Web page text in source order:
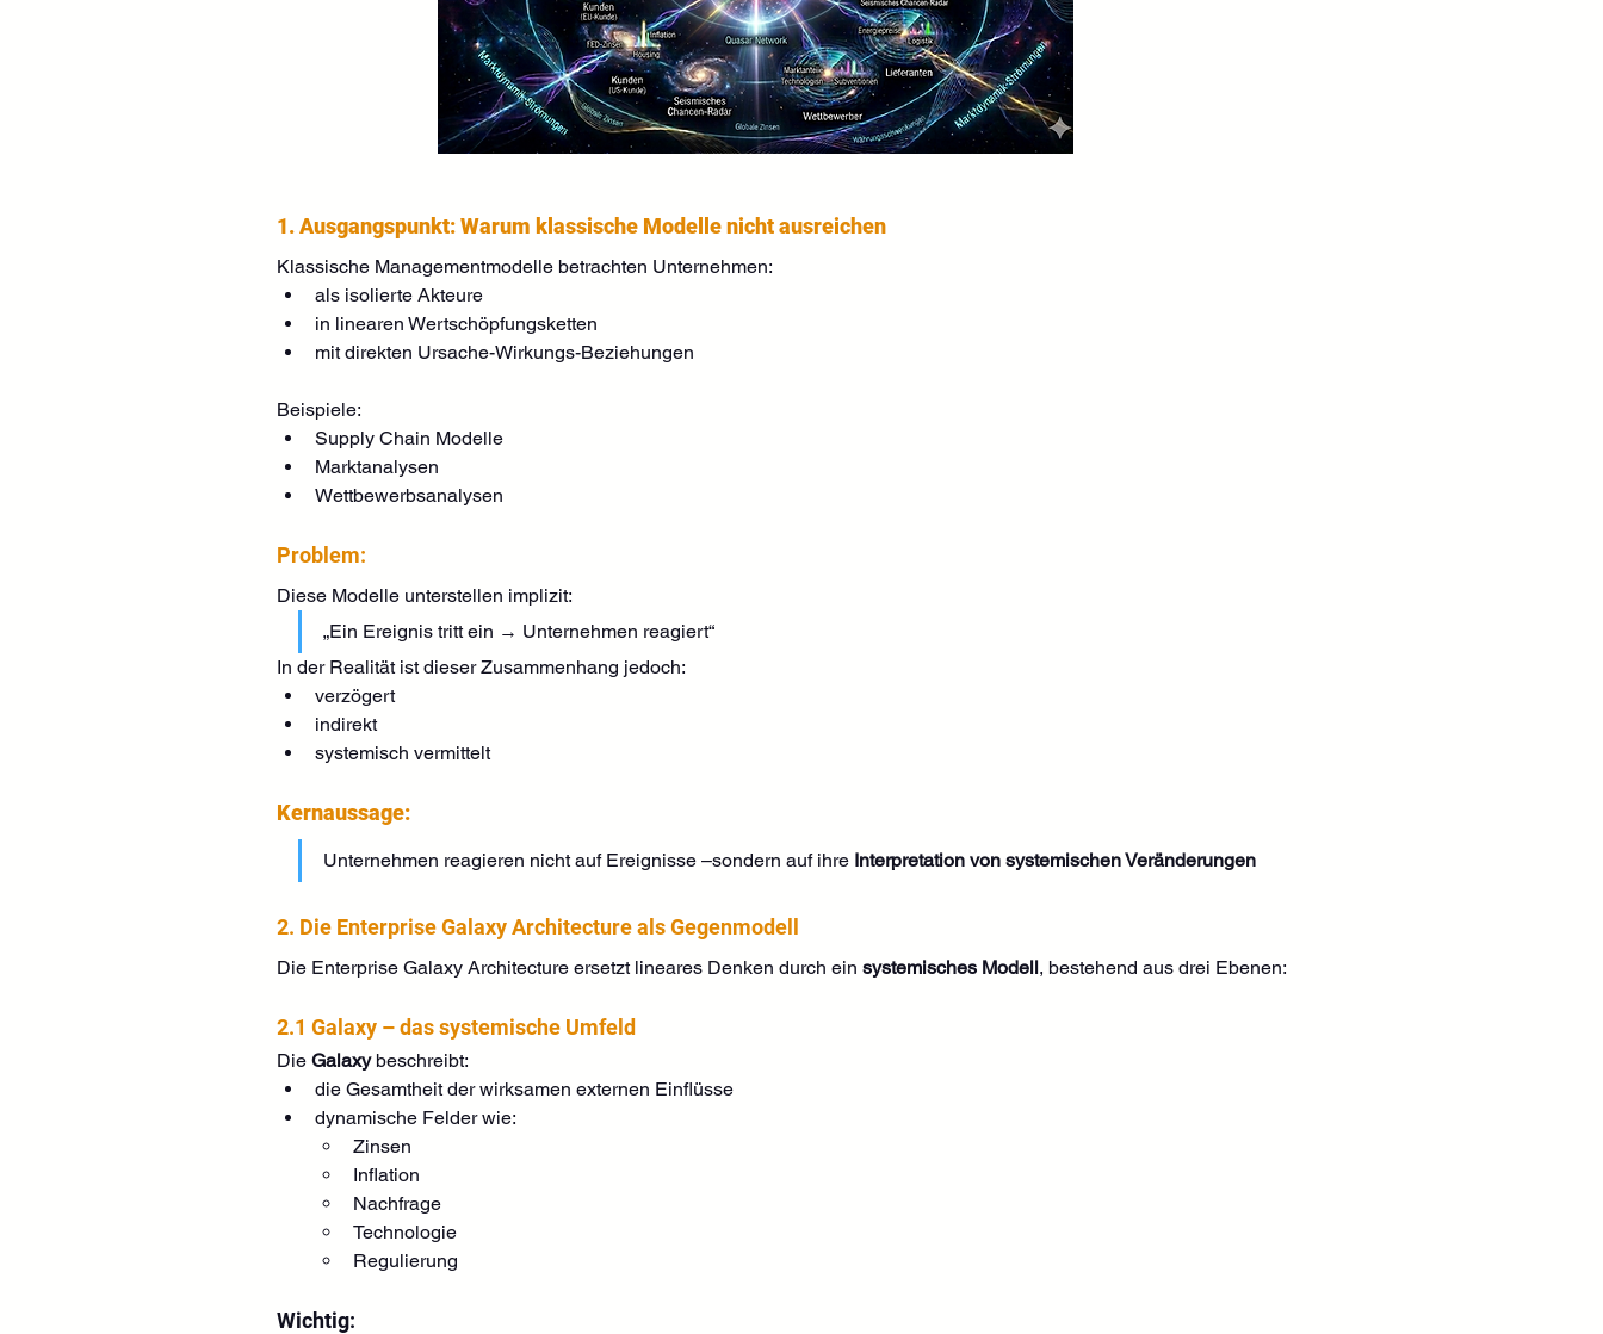
1. Ausgangspunkt: Warum klassische Modelle nicht ausreichen
Klassische Managementmodelle betrachten Unternehmen:
als isolierte Akteure
in linearen Wertschöpfungsketten
mit direkten Ursache-Wirkungs-Beziehungen
Beispiele:
Supply Chain Modelle
Marktanalysen
Wettbewerbsanalysen
Problem:
Diese Modelle unterstellen implizit:
„Ein Ereignis tritt ein → Unternehmen reagiert“
In der Realität ist dieser Zusammenhang jedoch:
verzögert
indirekt
systemisch vermittelt
Kernaussage:
Unternehmen reagieren nicht auf Ereignisse –sondern auf ihre Interpretation von systemischen Veränderungen
2. Die Enterprise Galaxy Architecture als Gegenmodell
Die Enterprise Galaxy Architecture ersetzt lineares Denken durch ein systemisches Modell, bestehend aus drei Ebenen:
2.1 Galaxy – das systemische Umfeld
Die Galaxy beschreibt:
die Gesamtheit der wirksamen externen Einflüsse
dynamische Felder wie:
Zinsen
Inflation
Nachfrage
Technologie
Regulierung
Wichtig: